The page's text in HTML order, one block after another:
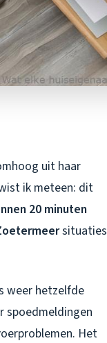
uit haar
ik meteen: dit
20 minuten
situaties
weer hetzelfde
spoedmeldingen
Het